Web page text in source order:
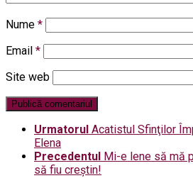
Nume *
Email *
Site web
Urmatorul Acatistul Sfinţilor
Elena
Precedentul Mi-e lene să mă
să fiu creștin!